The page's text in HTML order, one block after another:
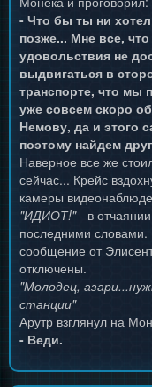
- Что бы ты ни
позже... Мне все,
удовольствия не
выдвигаться в
транспорте, что мы
уже совсем скоро
Немову, да и этого
поэтому найдем
Наверное все же
сейчас... Крейс
камеры
"ИДИОТ!"- в
последними
сообщение от
отключены.
"Молодец,
станции"
Арутр взглянул на
- Веди.